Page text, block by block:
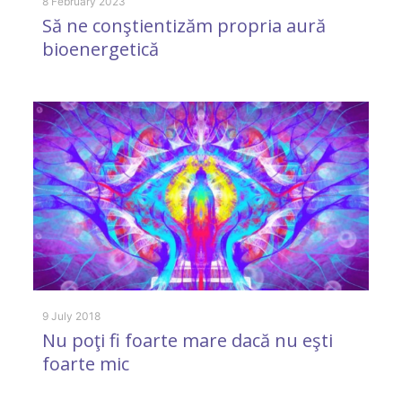
Să ne conştientizăm propria aură
bioenergetică
9 July 2018
Nu poţi fi foarte mare dacă nu eşti
foarte mic